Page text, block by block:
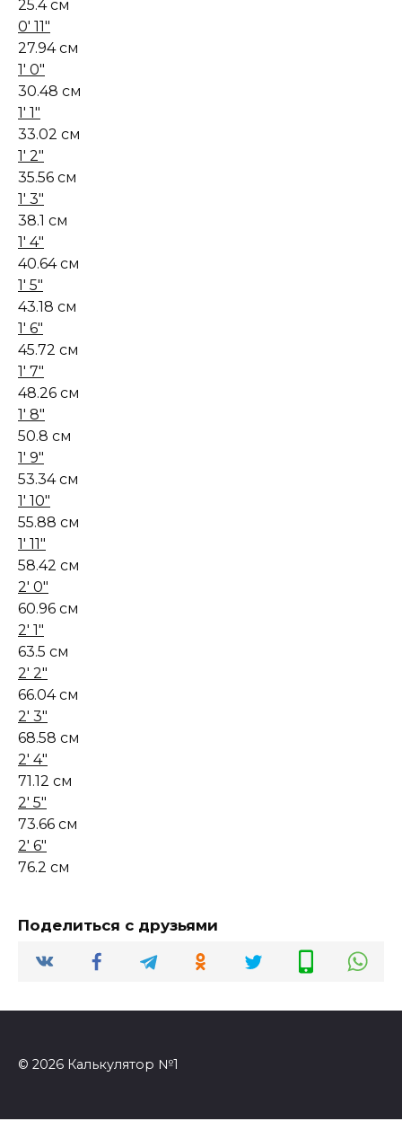
25.4 см
0' 11"
27.94 см
1' 0"
30.48 см
1' 1"
33.02 см
1' 2"
35.56 см
1' 3"
38.1 см
1' 4"
40.64 см
1' 5"
43.18 см
1' 6"
45.72 см
1' 7"
48.26 см
1' 8"
50.8 см
1' 9"
53.34 см
1' 10"
55.88 см
1' 11"
58.42 см
2' 0"
60.96 см
2' 1"
63.5 см
2' 2"
66.04 см
2' 3"
68.58 см
2' 4"
71.12 см
2' 5"
73.66 см
2' 6"
76.2 см
Поделиться с друзьями
© 2026 Калькулятор №1